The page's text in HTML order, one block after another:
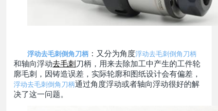
浮动去毛刺倒角刀柄 ：又分为角度浮动去毛刺倒角刀柄
和轴向浮动去毛刺 刀柄，用来去除加工中产生的工件轮
廓毛刺，因铸造误差，实际轮廓和图纸设计会有偏差，
浮动去毛刺倒角刀柄通过角度浮动或者轴向浮动很好的解
决了这一问题。